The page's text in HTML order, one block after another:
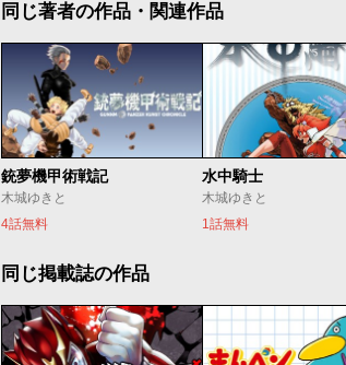
同じ著者の作品・関連作品
銃夢機甲術戦記
木城ゆきと
4話無料
水中騎士
木城ゆきと
1話無料
同じ掲載誌の作品